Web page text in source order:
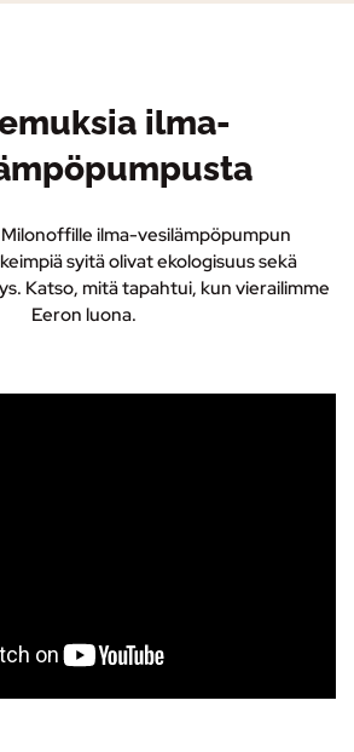
ilma-
ilma-vesilämpöpumpun
syitä olivat ekologisuus sekä
Katso, mitä tapahtui, kun vierailimme
Eeron luona.